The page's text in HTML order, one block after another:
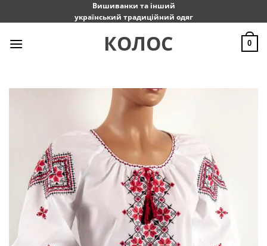
Вишиванки та інший
український традиційний одяг
КОЛОС 0